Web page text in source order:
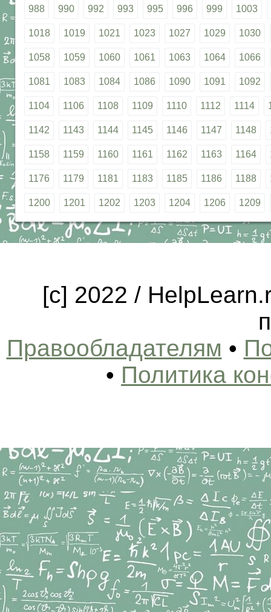
988 990 992 993 995 996 999 1003
1018 1019 1021 1023 1027 1029 1030
1058 1059 1060 1061 1063 1064 1066
1081 1083 1084 1086 1090 1091 1092
1104 1106 1108 1109 1110 1112 1114
1142 1143 1144 1145 1146 1147 1148
1158 1159 1160 1161 1162 1163 1164
1176 1179 1181 1183 1185 1186 1188
1200 1201 1202 1203 1204 1206 1209
[c] 2022 /
Правообладателям •
• Политика